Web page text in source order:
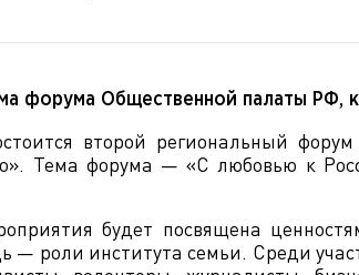
форума Общественной палаты РФ,
второй региональный
Тема форума — «С любовью к
будет посвящена
— роли института семьи. Среди